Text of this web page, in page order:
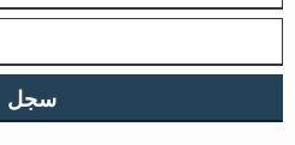
سجل